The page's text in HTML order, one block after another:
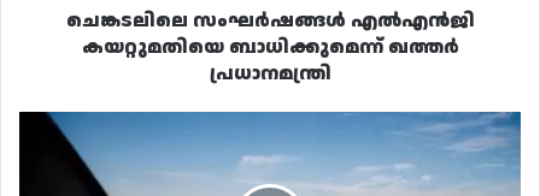
ചെങ്കടലിലെ സംഘർഷങ്ങൾ എൽഎൻജി
കയറ്റുമതിയെ ബാധിക്കുമെന്ന് ഖത്തർ
പ്രധാനമന്ത്രി
വെള്ളിയാഴ്ച